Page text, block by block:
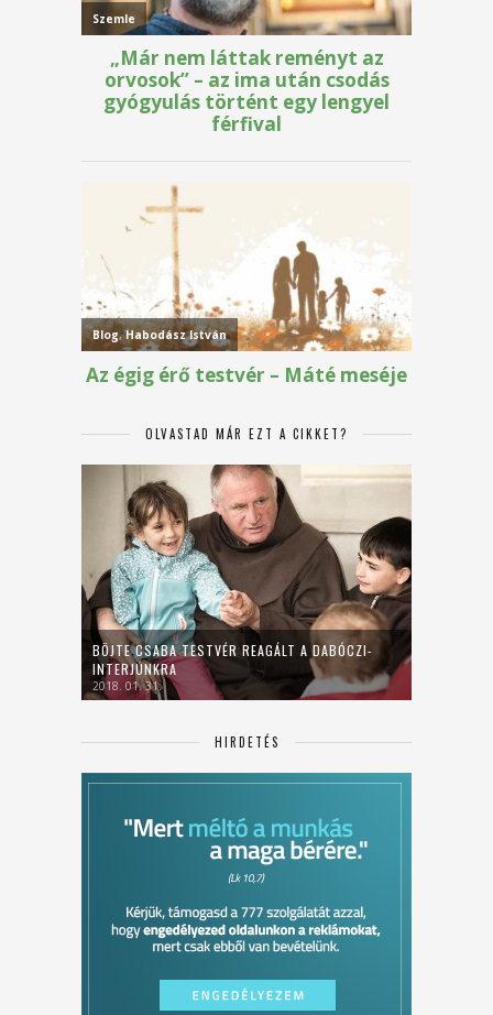
OLVASTAD MÁR EZT A CIKKET?
BÖJTE CSABA TESTVÉR REAGÁLT A DABÓCZI-
INTERJÚNKRA
2018. 01. 31.
HIRDETÉS